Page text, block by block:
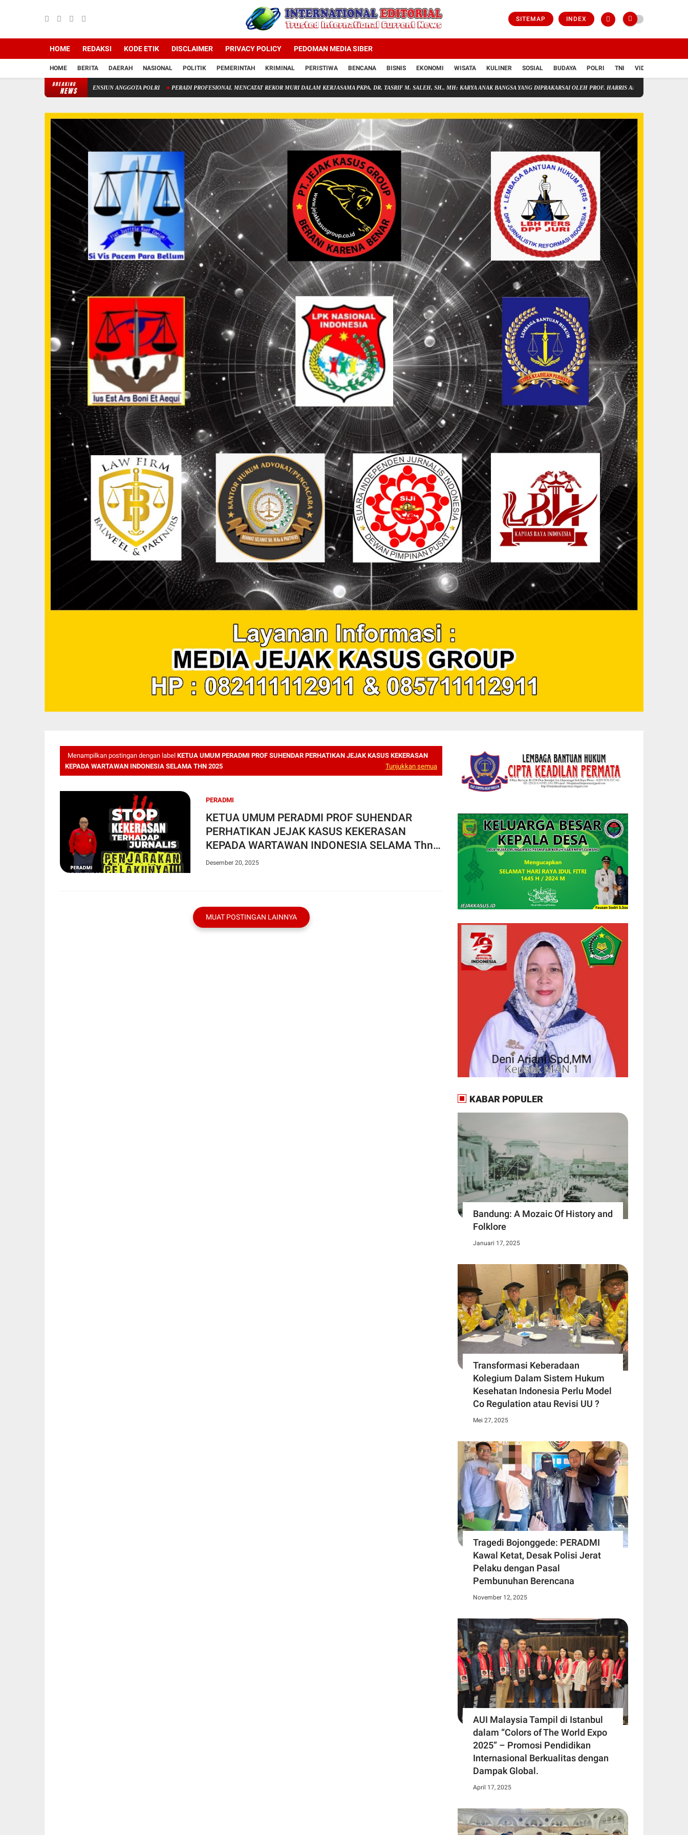
SITEMAP INDEX
HOME REDAKSI KODE ETIK DISCLAIMER PRIVACY POLICY PEDOMAN MEDIA SIBER
HOME BERITA DAERAH NASIONAL POLITIK PEMERINTAH KRIMINAL PERISTIWA BENCANA BISNIS EKONOMI WISATA KULINER SOSIAL BUDAYA POLRI TNI VIDIO
BREAKING
NEWS
USIA PENSIUN ANGGOTA POLRI PERADI PROFESIONAL MENCATAT REKOR MURI DALAM KERJASAMA PKPA, DR. TASRIF M. SALEH, SH., MH: KARYA ANAK BANGSA YANG DIPRAKARSAI OLEH PROF. HARRIS ARTHUR HAEDAR!
Menampilkan postingan dengan label KETUA UMUM PERADMI PROF SUHENDAR PERHATIKAN JEJAK KASUS KEKERASAN
KEPADA WARTAWAN INDONESIA SELAMA THN 2025
Tunjukkan semua
PERADMI
KETUA UMUM PERADMI PROF SUHENDAR
PERHATIKAN JEJAK KASUS KEKERASAN
KEPADA WARTAWAN INDONESIA SELAMA Thn
2025
Desember 20, 2025
MUAT POSTINGAN LAINNYA
KABAR POPULER
Bandung: A Mozaic Of History and
Folklore
Januari 17, 2025
Transformasi Keberadaan
Kolegium Dalam Sistem Hukum
Kesehatan Indonesia Perlu Model
Co Regulation atau Revisi UU ?
Mei 27, 2025
Tragedi Bojonggede: PERADMI
Kawal Ketat, Desak Polisi Jerat
Pelaku dengan Pasal
Pembunuhan Berencana
November 12, 2025
AUI Malaysia Tampil di Istanbul
dalam “Colors of The World Expo
2025” – Promosi Pendidikan
Internasional Berkualitas dengan
Dampak Global.
April 17, 2025